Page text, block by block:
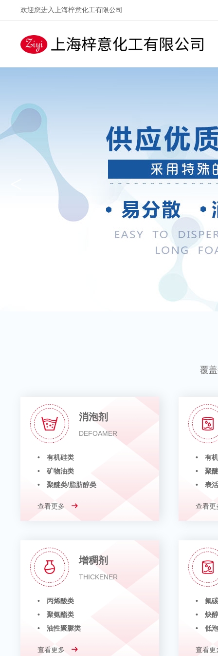
欢迎您进入上海梓意化工有限公司
覆
消泡剂
DEFOAMER
• 有机硅类
• 矿物油类
• 聚醚类/脂肪醇类
查看更多
• 有
• 聚
• 表
查看更
增稠剂
THICKENER
• 丙烯酸类
• 聚氨酯类
• 油性聚脲类
查看更多
• 氟
• 炔
• 低
查看更